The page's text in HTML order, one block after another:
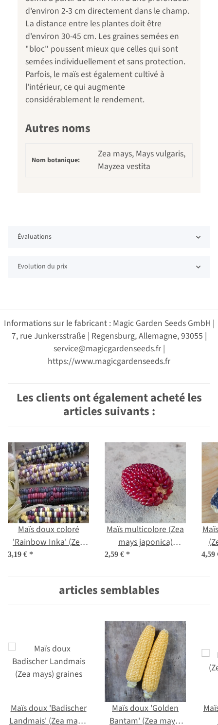
d'environ 2-3 cm directement dans le champ.
La distance entre les plantes doit être
d'environ 30-45 cm. Les graines semées en
"bloc" poussent mieux que celles qui sont
semées individuellement et sans protection.
Parfois, le maïs est également cultivé à
l'intérieur, ce qui augmente
considérablement le rendement.
Autres noms
Nom botanique:
Zea mays, Mays vulgaris,
Mayzea vestita
Évaluations
Evolution du prix
Informations sur le fabricant : Magic Garden Seeds GmbH |
7, rue Junkersstraße | Regensburg, Allemagne, 93055 |
service@magicgardenseeds.fr |
https://www.magicgardenseeds.fr
Les clients ont également acheté les
articles suivants :
Maïs doux coloré
'Rainbow Inka' (Zea
mays) biologique
3,19 € *
Maïs multicolore (Zea
mays japonica)
2,59 € * 4,59
articles semblables
Maïs doux 'Badischer
Landmais' (Zea mays)
Maïs doux 'Golden
Bantam' (Zea mays)